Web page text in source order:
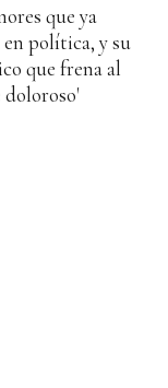
que ya
política, y su
que frena al
doloroso'